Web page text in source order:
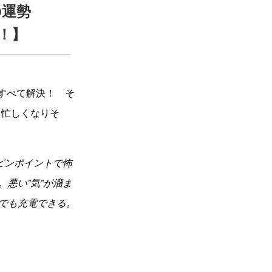
勢
べて解決！ そ
しくなりそ
ンポイントで怖
い”気”が溜ま
充電できる。